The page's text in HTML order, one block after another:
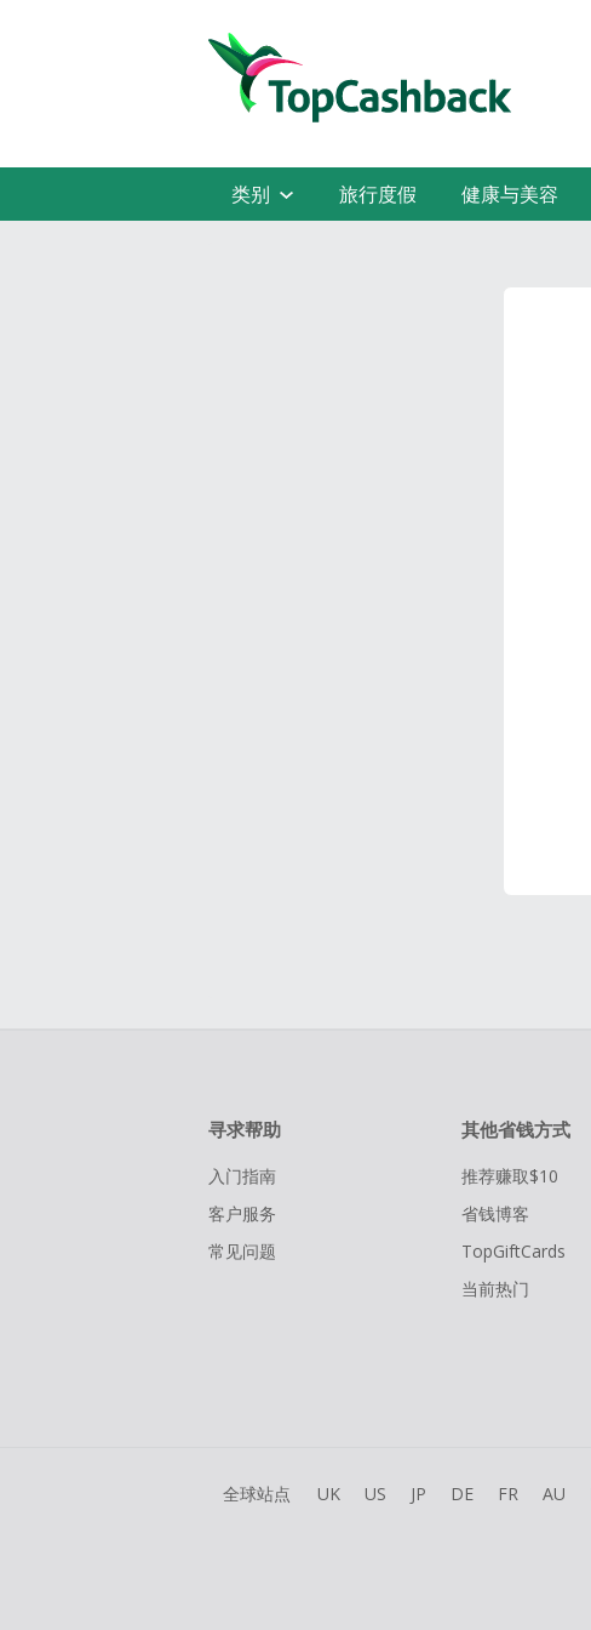
类别 旅行度假 健康与美容
寻求帮助
入门指南
客户服务
常见问题
其他省钱方式
推荐赚取$10
省钱博客
TopGiftCards
当前热门
全球站点 UK US JP DE FR AU